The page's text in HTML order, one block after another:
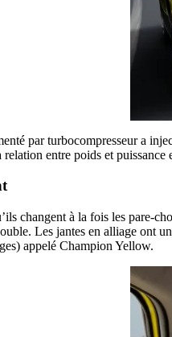
par turbocompresseur a
entre poids et puissance
changent à la fois les pare-
Les jantes en alliage ont
appelé Champion Yellow.